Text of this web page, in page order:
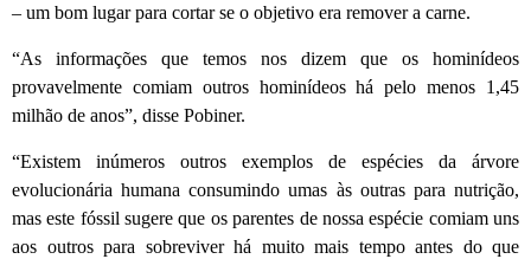
– um bom lugar para cortar se o objetivo era remover a carne.
“As informações que temos nos dizem que os hominídeos
provavelmente comiam outros hominídeos há pelo menos 1,45
milhão de anos”, disse Pobiner.
“Existem inúmeros outros exemplos de espécies da árvore
evolucionária humana consumindo umas às outras para nutrição,
mas este fóssil sugere que os parentes de nossa espécie comiam uns
aos outros para sobreviver há muito mais tempo antes do que